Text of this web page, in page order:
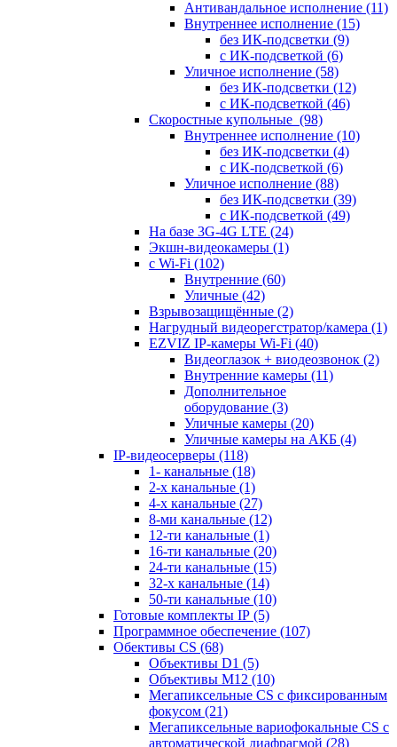
Антивандальное исполнение (11)
Внутреннее исполнение (15)
без ИК-подсветки (9)
с ИК-подсветкой (6)
Уличное исполнение (58)
без ИК-подсветки (12)
с ИК-подсветкой (46)
Скоростные купольные (98)
Внутреннее исполнение (10)
без ИК-подсветки (4)
с ИК-подсветкой (6)
Уличное исполнение (88)
без ИК-подсветки (39)
с ИК-подсветкой (49)
На базе 3G-4G LTE (24)
Экшн-видеокамеры (1)
с Wi-Fi (102)
Внутренние (60)
Уличные (42)
Взрывозащищённые (2)
Нагрудный видеорегстратор/камера (1)
EZVIZ IP-камеры Wi-Fi (40)
Видеоглазок + виодеозвонок (2)
Внутренние камеры (11)
Дополнительное
оборудование (3)
Уличные камеры (20)
Уличные камеры на АКБ (4)
IP-видеосерверы (118)
1- канальные (18)
2-х канальные (1)
4-х канальные (27)
8-ми канальные (12)
12-ти канальные (1)
16-ти канальные (20)
24-ти канальные (15)
32-х канальные (14)
50-ти канальные (10)
Готовые комплекты IP (5)
Программное обеспечение (107)
Обективы CS (68)
Объективы D1 (5)
Объективы M12 (10)
Мегапиксельные CS c фиксированным
фокусом (21)
Мегапиксельные вариофокальные CS c
автоматической диафрагмой (28)